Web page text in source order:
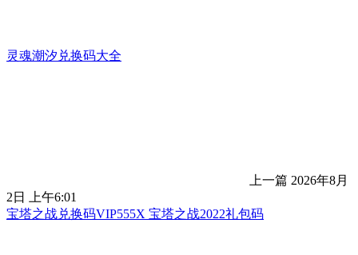
灵魂潮汐兑换码大全
上一篇 2026年8月
2日 上午6:01
宝塔之战兑换码VIP555X 宝塔之战2022礼包码